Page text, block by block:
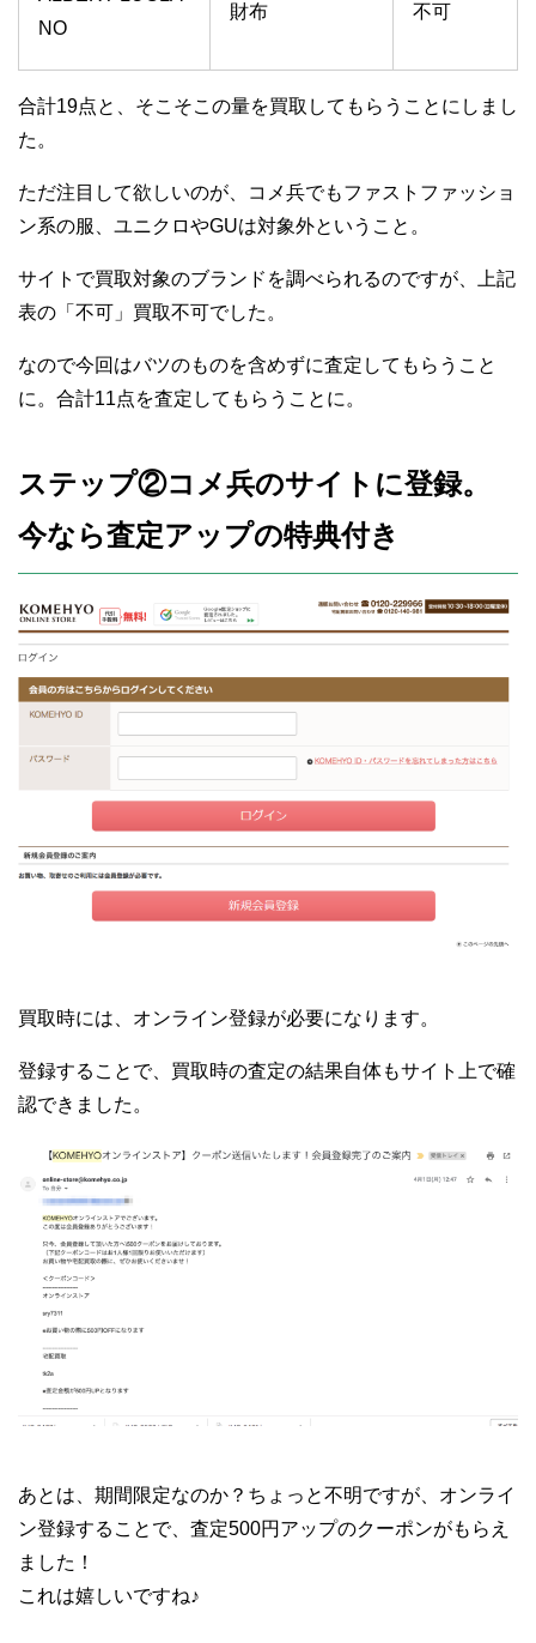
NO
財布 不可
合計19点と、そこそこの量を買取してもらうことにしまし
た。
ただ注目して欲しいのが、コメ兵でもファストファッショ
ン系の服、ユニクロやGUは対象外ということ。
サイトで買取対象のブランドを調べられるのですが、上記
表の「不可」買取不可でした。
なので今回はバツのものを含めずに査定してもらうこと
に。合計11点を査定してもらうことに。
ステップ②コメ兵のサイトに登録。
今なら査定アップの特典付き
買取時には、オンライン登録が必要になります。
登録することで、買取時の査定の結果自体もサイト上で確
認できました。
あとは、期間限定なのか？ちょっと不明ですが、オンライ
ン登録することで、査定500円アップのクーポンがもらえ
ました！
これは嬉しいですね♪